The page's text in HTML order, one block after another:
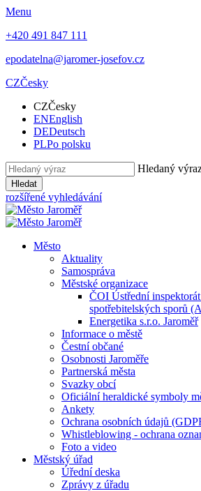
Menu
+420 491 847 111
epodatelna@jaromer-josefov.cz
CZČesky
CZČesky
ENEnglish
DEDeutsch
PLPo polsku
Hledaný
Hledat
rozšířené vyhledávání
Město
Aktuality
Samospráva
Městské organizace
ČOI Ústřední
spotřebitelských sporů
Energetika s.r.o. Jaroměř
Informace o městě
Čestní občané
Osobnosti Jaroměře
Partnerská města
Svazky obcí
Oficiální heraldické symboly
Ankety
Ochrana osobních údajů
Whistleblowing - ochrana
Foto a video
Městský úřad
Úřední deska
Zprávy z úřadu